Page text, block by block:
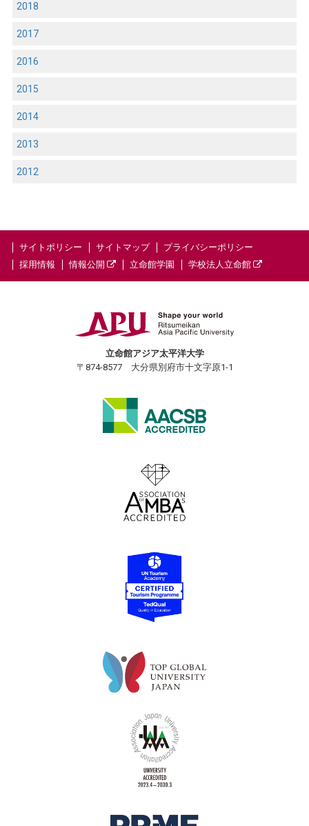
2018
2017
2016
2015
2014
2013
2012
サイトポリシー サイトマップ
プライバシーポリシー
採用情報
情報公開 立命館学園 学校法人立命館
立命館アジア太平洋大学
〒874-8577 大分県別府市十文字原1-1